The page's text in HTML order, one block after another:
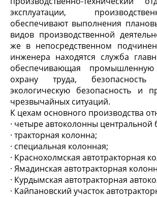
эксплуатации,
обеспечивают выполнения
видов производственной
же в непосредственном
инженера находятся служба
обеспечивающая промышленную
охрану труда,
экологическую безопасность и
чрезвычайных ситуаций.
К цехам основного производства
· четыре автоколонны центральной
· тракторная колонна;
· специальная колонная;
· Краснохолмская автотракторная
· Ямадинская автотракторная
· Курдымская автотракторная
· Кайпановский участок